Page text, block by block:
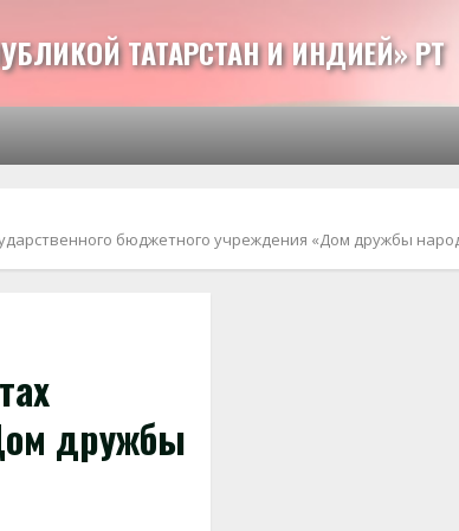
ТАТАРСТАН И ИНДИЕЙ» РТ
бюджетного учреждения «Дом дружбы
дружбы